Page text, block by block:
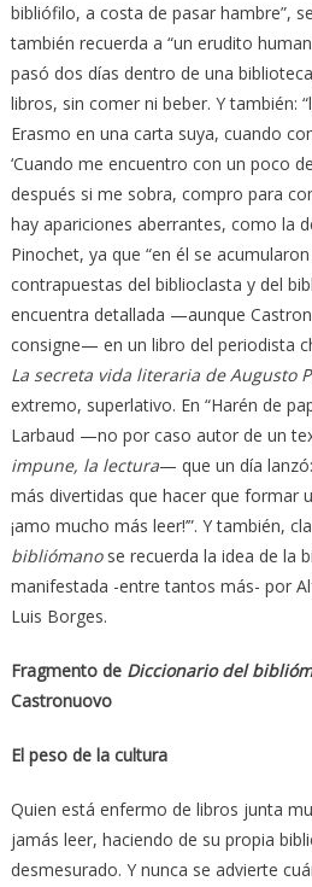
bibliófilo, a costa de pasar hambre”,
también recuerda a “un erudito
pasó dos días dentro de una
libros, sin comer ni beber. Y también:
Erasmo en una carta suya, cuando
‘Cuando me encuentro con un poco
después si me sobra, compro para
hay apariciones aberrantes, como la
Pinochet, ya que “en él se
contrapuestas del biblioclasta y del
encuentra detallada —aunque
consigne— en un libro del periodista
La secreta vida literaria de Augusto
extremo, superlativo. En “Harén de
Larbaud —no por caso autor de un
impune, la lectura— que un día
más divertidas que hacer que formar
¡amo mucho más leer!’”. Y también,
bibliómanose recuerda la idea de la
manifestada -entre tantos más- por
Luis Borges.
Fragmento de Diccionario del
Castronuovo
El peso de la cultura
Quien está enfermo de libros junta
jamás leer, haciendo de su propia
desmesurado. Y nunca se advierte